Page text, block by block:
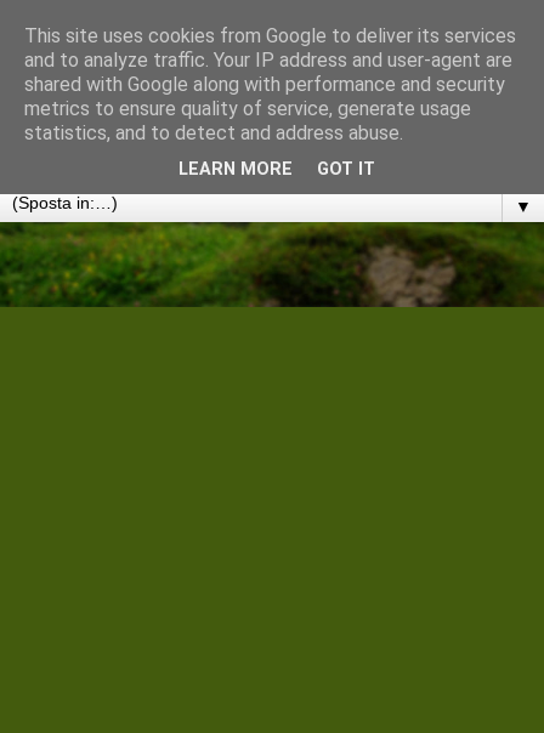
Cantiere Storico Filologico
Convergenze umanistiche in rete. Note, discussioni e
disseminazioni
▼
This site uses cookies from Google to deliver its services
and to analyze traffic. Your IP address and user-agent are
shared with Google along with performance and security
metrics to ensure quality of service, generate usage
statistics, and to detect and address abuse.
LEARN MORE GOT IT